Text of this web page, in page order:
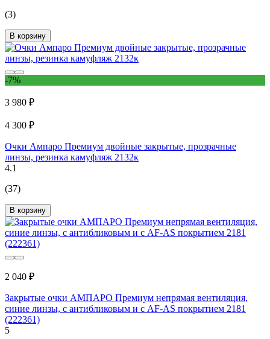
(3)
В корзину
-7%
3 980 ₽
4 300 ₽
Очки Ампаро Премиум двойные закрытые, прозрачные
линзы, резинка камуфляж 2132к
4.1
(37)
В корзину
2 040 ₽
Закрытые очки АМПАРО Премиум непрямая вентиляция,
синие линзы, с антибликовым и с AF-AS покрытием 2181
(222361)
5